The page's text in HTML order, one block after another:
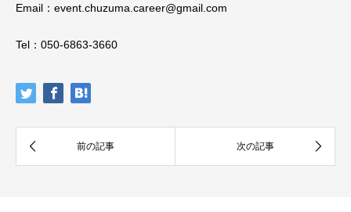
Email：event.chuzuma.career@gmail.com
Tel：050-6863-3660